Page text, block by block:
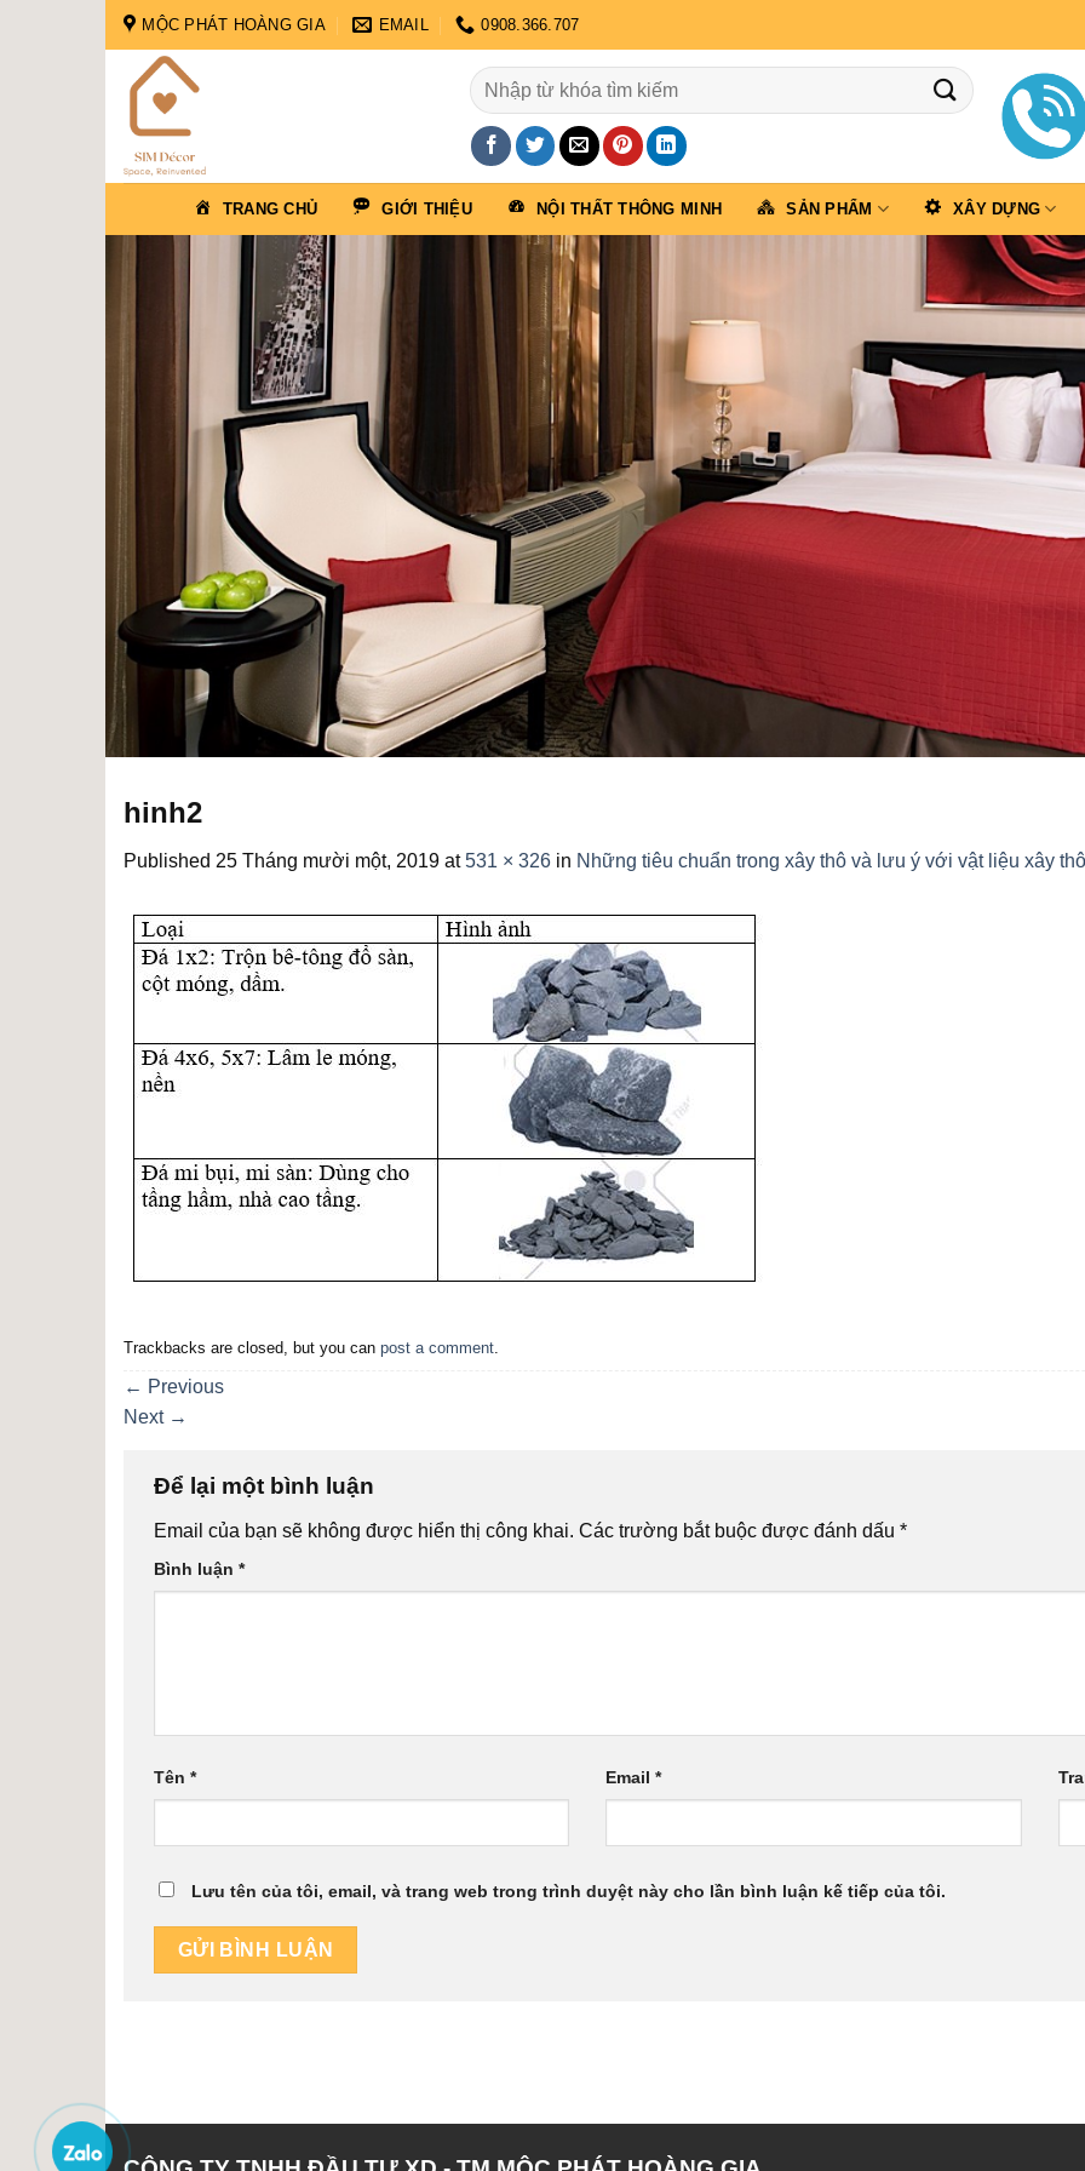
Skip
content
MỘC PHÁT HOÀNG GIA EMAIL 0908.366.707
Tìm
kiếm:
TRANG CHỦ GIỚI THIỆU NỘI THẤT THÔNG MINH SẢN PHẨM XÂY DỰNG
hinh2
Published 25 Tháng mười một, 2019 at531 × 326 in Những tiêu chuẩn trong xây thô và lưu ý với vật liệu xây thô
Trackbacks are closed, but you can post a comment.
← Previous
Next →
Để lại một bình luận
Email của bạn sẽ không được hiển thị công khai. Các trường bắt buộc được đánh dấu *
Bình luận *
Tên * Email*
Lưu tên của tôi, email, và trang web trong trình duyệt này cho lần bình luận kế tiếp của tôi.